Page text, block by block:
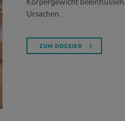
Ursachen.
ZUM DOSSIER